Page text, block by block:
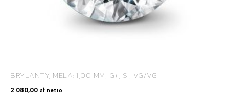
BRYLANTY, MELA: 1,00 MM, G+, SI, VG/VG
2 080,00 zł netto